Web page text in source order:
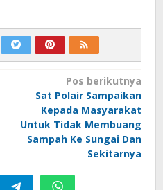
Pos berikutnya
Sat Polair Sampaikan
Kepada Masyarakat
Untuk Tidak Membuang
Sampah Ke Sungai Dan
Sekitarnya